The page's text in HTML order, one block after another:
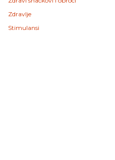
Zdravlje
Stimulansi